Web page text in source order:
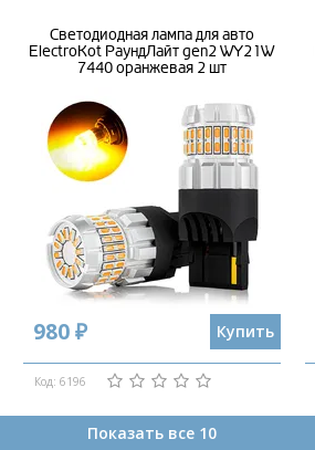
Светодиодная лампа для авто
ElectroKot РаундЛайт gen2 WY21W
7440 оранжевая 2 шт
980 ₽ Купить
Код: 6196
Показать все 10